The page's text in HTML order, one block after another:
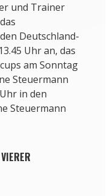
und Trainer
Deutschland-
Uhr an, das
am Sonntag
Steuermann
in den
Steuermann